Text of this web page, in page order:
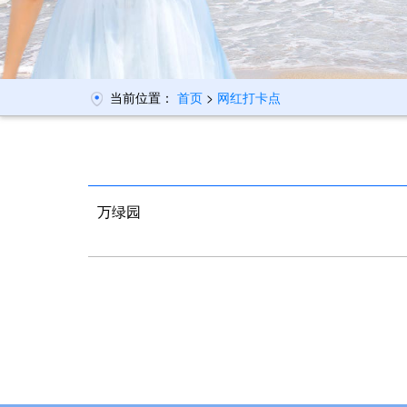
当前位置： 首页 > 网红打卡点
万绿园